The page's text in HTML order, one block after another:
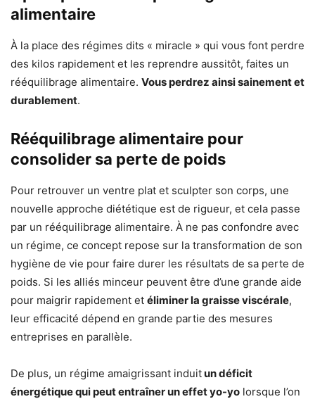
alimentaire
À la place des régimes dits « miracle » qui vous font perdre
des kilos rapidement et les reprendre aussitôt, faites un
rééquilibrage alimentaire. Vous perdrez ainsi sainement et
durablement.
Rééquilibrage alimentaire pour
consolider sa perte de poids
Pour retrouver un ventre plat et sculpter son corps, une
nouvelle approche diététique est de rigueur, et cela passe
par un rééquilibrage alimentaire. À ne pas confondre avec
un régime, ce concept repose sur la transformation de son
hygiène de vie pour faire durer les résultats de sa perte de
poids. Si les alliés minceur peuvent être d’une grande aide
pour maigrir rapidement et éliminer la graisse viscérale,
leur efficacité dépend en grande partie des mesures
entreprises en parallèle.
De plus, un régime amaigrissant induitun déficit
énergétique qui peut entraîner un effet yo-yo lorsque l’on